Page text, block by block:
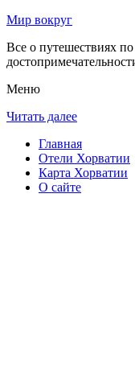
Мир вокруг
Все о путешествиях
Меню
Читать далее
Главная
Отели Хорватии
Карта Хорватии
О сайте